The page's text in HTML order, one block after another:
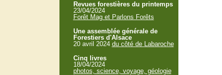
Revues forestières du printemps
23/04/2024
Forêt Mag et Parlons Forêts
Une assemblée générale de
Forestiers d'Alsace
20 avril 2024 du côté de Labaroche
Cinq livres
18/04/2024
photos, science, voyage, géologie